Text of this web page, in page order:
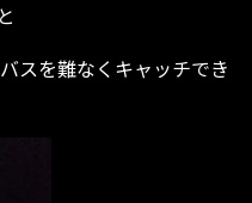
スを難なくキャッチでき